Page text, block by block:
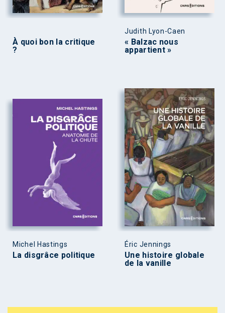
À quoi bon la critique
?
Judith Lyon-Caen
« Balzac nous
appartient »
Michel Hastings
La disgrâce politique
Éric Jennings
Une histoire globale
de la vanille